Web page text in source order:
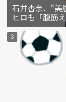
石井杏奈、“美
ヒロも「腹筋